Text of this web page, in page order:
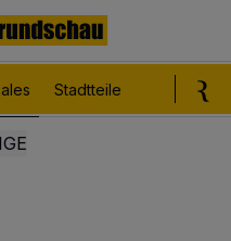
Stadtteile